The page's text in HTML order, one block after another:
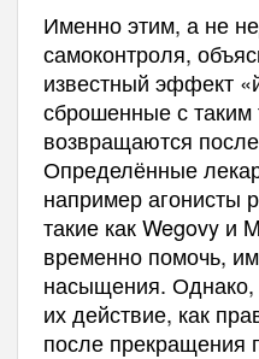
Именно этим, а не
самоконтроля,
известный эффект
сброшенные с
возвращаются
Определённые
например агонисты
такие как Wegovy и
временно помочь,
насыщения. Однако,
их действие, как
после прекращения